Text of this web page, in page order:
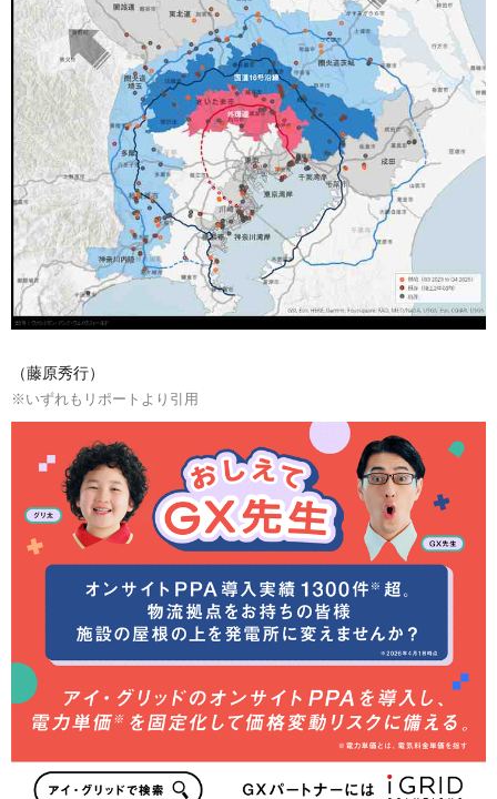
（藤原秀行）
※いずれもリポートより引用